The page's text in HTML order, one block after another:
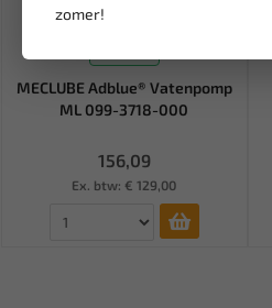
zomer!
MECLUBE Adblue® Vatenpomp
ML 099-3718-000
156,09
Ex. btw: € 129,00